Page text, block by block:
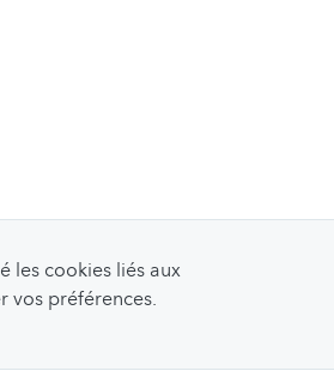
les cookies liés aux
vos préférences.